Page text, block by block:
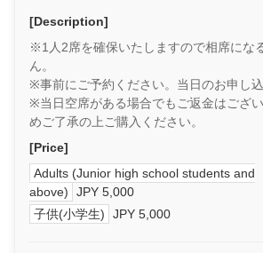
[Description]
※1人2席を確保いたしますので相席にな
ん。
※事前にご予約ください。当日のお申し込
※当日空席がある場合でもご返金はござ
めご了承の上ご購入ください。
[Price]
Adults (Junior high school students and
above)
JPY 5,000
子供(小学生)
JPY 5,000